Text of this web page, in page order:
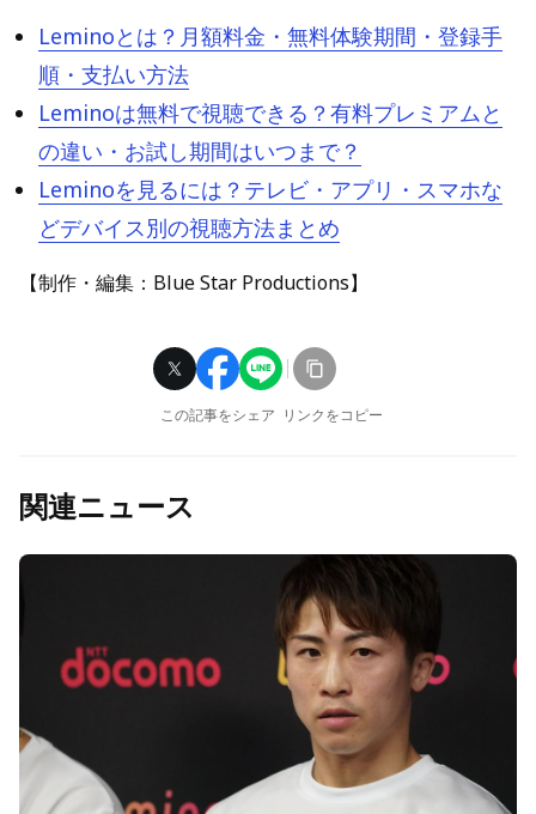
Leminoとは？月額料金・無料体験期間・登録手
順・支払い方法
Leminoは無料で視聴できる？有料プレミアムと
の違い・お試し期間はいつまで？
Leminoを見るには？テレビ・アプリ・スマホな
どデバイス別の視聴方法まとめ
【制作・編集：Blue Star Productions】
この記事をシェア リンクをコピー
関連ニュース